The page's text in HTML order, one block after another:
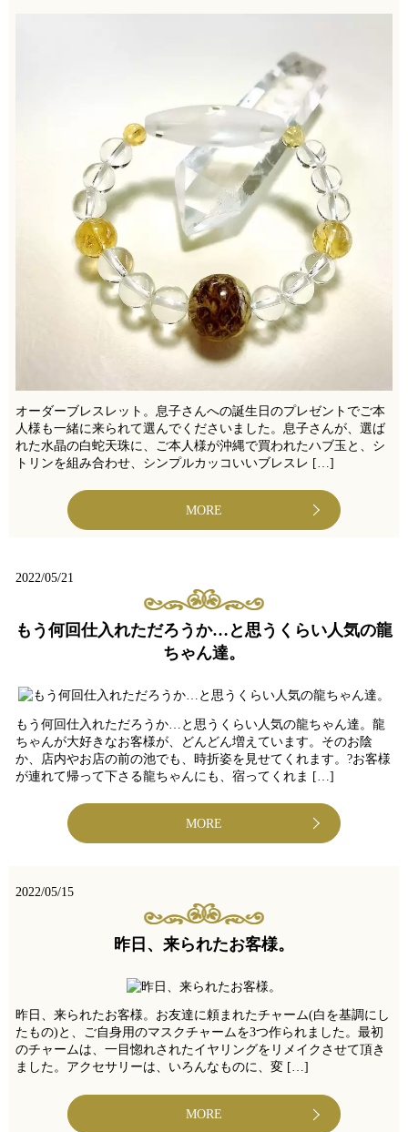
オーダーブレスレット。息子さんへの誕生日のプレゼントでご本
人様も一緒に来られて選んでくださいました。息子さんが、選ば
れた水晶の白蛇天珠に、ご本人様が沖縄で買われたハブ玉と、シ
トリンを組み合わせ、シンプルカッコいいブレスレ […]
MORE
2022/05/21
もう何回仕入れただろうか…と思うくらい人気の龍
ちゃん達。
もう何回仕入れただろうか…と思うくらい人気の龍ちゃん達。龍
ちゃんが大好きなお客様が、どんどん増えています。そのお陰
か、店内やお店の前の池でも、時折姿を見せてくれます。?お客様
が連れて帰って下さる龍ちゃんにも、宿ってくれま […]
MORE
2022/05/15
昨日、来られたお客様。
昨日、来られたお客様。お友達に頼まれたチャーム(白を基調にし
たもの)と、ご自身用のマスクチャームを3つ作られました。最初
のチャームは、一目惚れされたイヤリングをリメイクさせて頂き
ました。アクセサリーは、いろんなものに、変 […]
MORE